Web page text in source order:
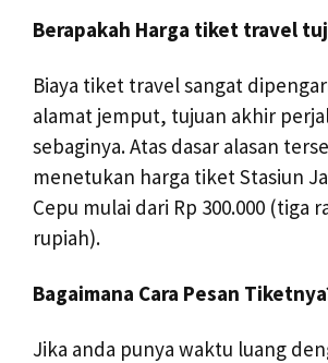
Berapakah Harga tiket travel
Biaya tiket travel sangat
alamat jemput, tujuan akhir
sebaginya. Atas dasar alasan
menetukan harga tiket Stasiun
Cepu mulai dari Rp 300.000 (tiga
rupiah).
Bagaimana Cara Pesan
Jika anda punya waktu luang